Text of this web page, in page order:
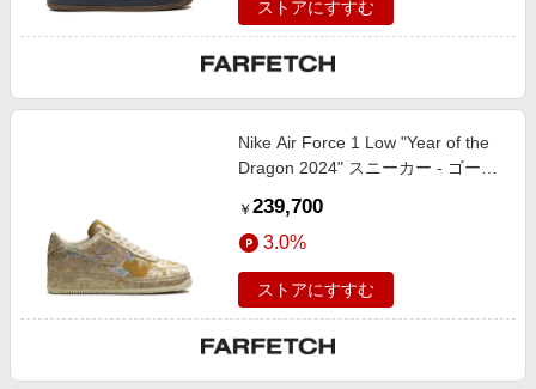
ストアにすすむ
Nike Air Force 1 Low "Year of the
Dragon 2024" スニーカー - ゴール
￥ 239,700
3.0%
ストアにすすむ